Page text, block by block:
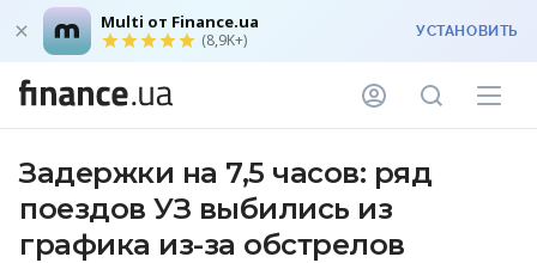
Multi от Finance.ua
(8,9K+) УСТАНОВИТЬ
Задержки на 7,5 часов: ряд
поездов УЗ выбились из
графика из-за обстрелов